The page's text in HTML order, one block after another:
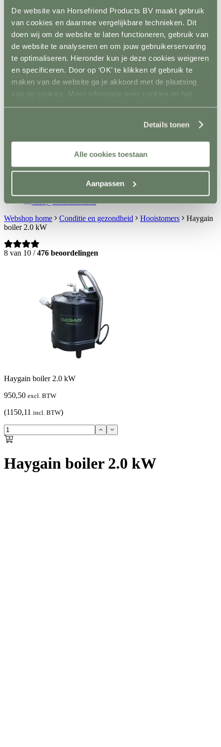
De website van Horsefriend Products BV maakt gebruik
van cookies en daarmee vergelijkbare technieken. Dit
doen wij om de website te laten functioneren, gebruik van
de website te analyseren en om jouw gebruikerservaring
te optimaliseren. Hieronder kun je deze cookies weigeren
en specificeren. Door op ‘OK’ te klikken of gebruik te
maken van de website ga je akkoord met de plaatsing
van de cookies. Meer informatie over cookies en het
gebruik van persoonsgegevens door Horsefriend
Details tonen
Alle cookies toestaan
Aanpassen
Spelmateriaal
Hindernisopslag
Terug
Vaste opslag
Mobiele opslag
Vloer- en Wandsystemen
Terug
Stalwand
Stalvloer
Paddock/weiland
Wasplaatsen
Horsefloor gietvloer
Ontvetten / lijmen / Kitten
Sale
info@horsefriend.nl
Webshop home
Conditie en gezondheid Hooistomers
Haygain
boiler 2.0 kW
8 van 10 /476 beoordelingen
Haygain boiler 2.0 kW
950,50 excl. BTW
(1150,11 incl. BTW)
Haygain boiler 2.0 kW